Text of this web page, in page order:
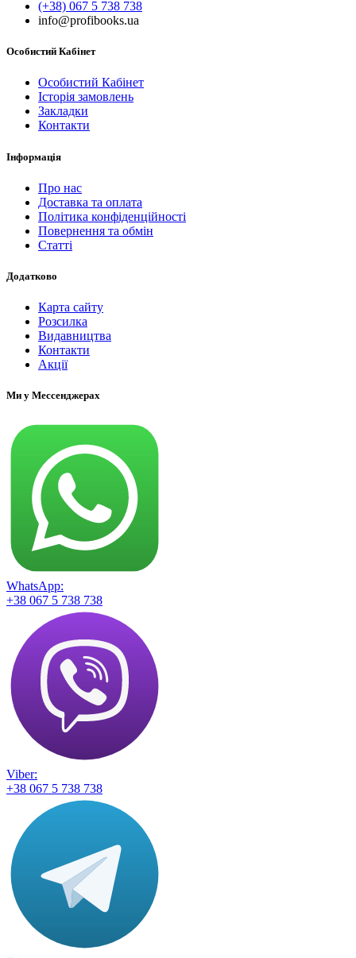
(+38) 067 5 738 738
info@profibooks.ua
Особистий Кабінет
Особистий Кабінет
Історія замовлень
Закладки
Контакти
Інформація
Про нас
Доставка та оплата
Політика конфіденційності
Повернення та обмін
Статті
Додатково
Карта сайту
Розсилка
Видавництва
Контакти
Акції
Ми у Мессенджерах
WhatsApp:
+38 067 5 738 738
Viber:
+38 067 5 738 738